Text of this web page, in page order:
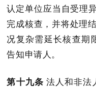
认定单位应当 自受理
完成核查，并将处理
况复杂需延长核查期
告知申请人。
第十九条 法人和非法